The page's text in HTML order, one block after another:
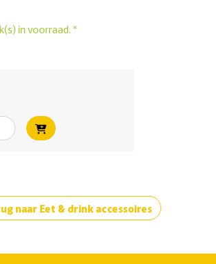
in voorraad. *
naar Eet & drink accessoires